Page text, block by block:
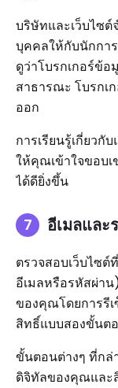
บริษัทและเว็บไซ
บุคคลให้กับนักกา
ดูว่าโบรกเกอร์ข้
สาธารณะ โบรก
ออก
การเรียนรู้เกี่ยวกั
ให้คุณเข้าใจขอบ
ได้ดียิ่งขึ้น
อีเมลและ
ตรวจสอบเว็บไซ
อีเมลหรือรหัสผ่า
ของคุณโดยการรี
สิทธิ์แบบสองขั้นต
ขั้นตอนต่างๆ ที่กล่
ดิจิทัลของคุณและ